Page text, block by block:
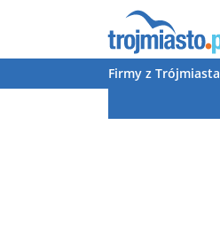
Firmy z Trójmiasta